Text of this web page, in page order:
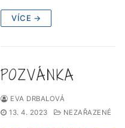
VÍCE →
POZVÁNKA
EVA DRBALOVÁ
13. 4. 2023
NEZAŘAZENÉ